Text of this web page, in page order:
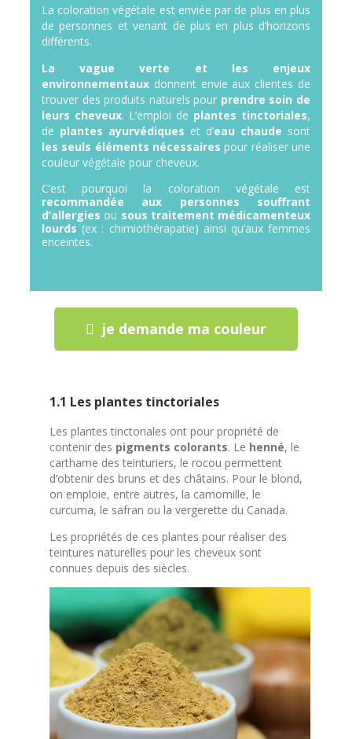
La coloration végétale est enviée par de plus en plus
de personnes et venant de plus en plus d’horizons
différents.
La vague verte et les enjeux
environnementaux donnent envie aux clientes de
trouver des produits naturels pour prendre soin de
leurs cheveux. L’emploi de plantes tinctoriales,
de plantes ayurvédiques et d’eau chaude sont
les seuls éléments nécessaires pour réaliser une
couleur végétale pour cheveux.
C’est pourquoi la coloration végétale est
recommandée aux personnes souffrant
d’allergies ou sous traitement médicamenteux
lourds (ex : chimiothérapatie) ainsi qu’aux femmes
enceintes.
je demande ma couleur
1.1 Les plantes tinctoriales
Les plantes tinctoriales ont pour propriété de
contenir des pigments colorants. Le henné, le
carthame des teinturiers, le rocou permettent
d’obtenir des bruns et des châtains. Pour le blond,
on emploie, entre autres, la camomille, le
curcuma, le safran ou la vergerette du Canada.
Les propriétés de ces plantes pour réaliser des
teintures naturelles pour les cheveux sont
connues depuis des siècles.